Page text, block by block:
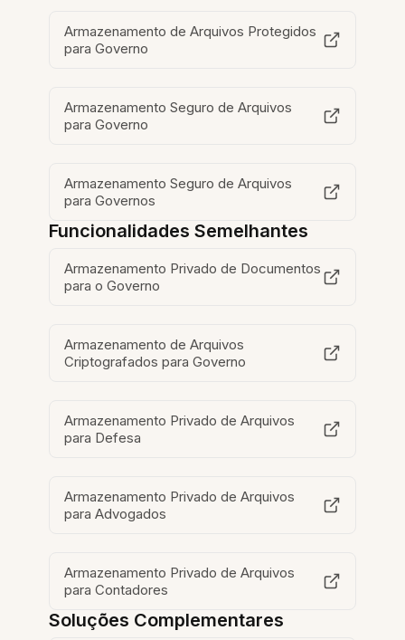
Armazenamento de Arquivos Protegidos
para Governo
Armazenamento Seguro de Arquivos
para Governo
Armazenamento Seguro de Arquivos
para Governos
Funcionalidades Semelhantes
Armazenamento Privado de Documentos
para o Governo
Armazenamento de Arquivos
Criptografados para Governo
Armazenamento Privado de Arquivos
para Defesa
Armazenamento Privado de Arquivos
para Advogados
Armazenamento Privado de Arquivos
para Contadores
Soluções Complementares